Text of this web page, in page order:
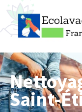
Saint-